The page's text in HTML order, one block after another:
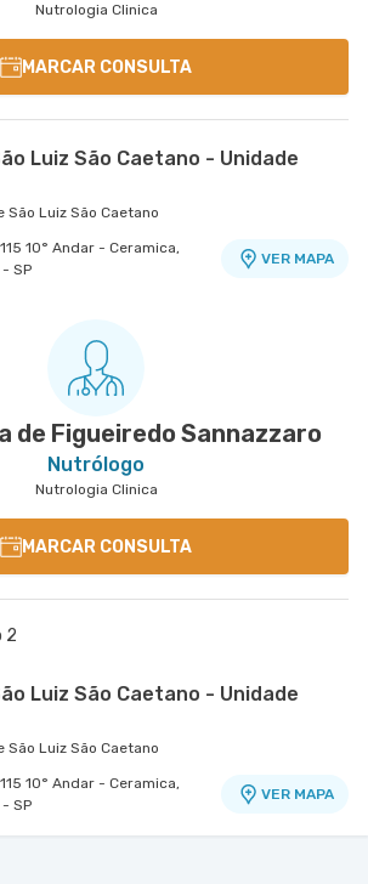
Nutrologia Clinica
MARCAR CONSULTA
Luiz São Caetano - Unidade
Luiz São Caetano
10° Andar - Ceramica,
SP
VER MAPA
de Figueiredo Sannazzaro
Nutrólogo
Nutrologia Clinica
MARCAR CONSULTA
2
Luiz São Caetano - Unidade
Luiz São Caetano
10° Andar - Ceramica,
SP
VER MAPA
Bernardo - Unidade Álvaro